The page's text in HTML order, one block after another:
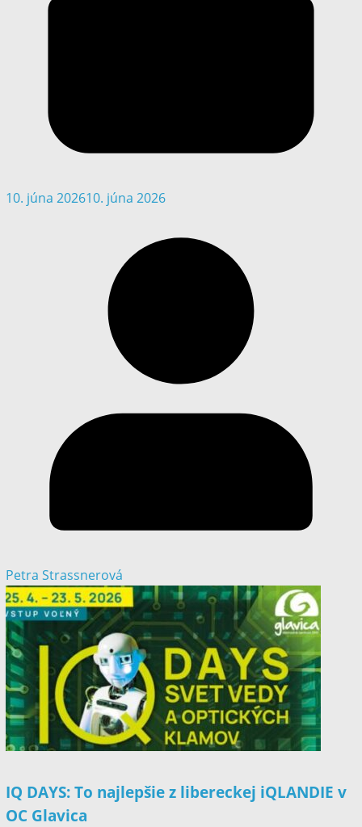
10. júna 202610. júna 2026
Petra Strassnerová
IQ DAYS: To najlepšie z libereckej iQLANDIE v
OC Glavica